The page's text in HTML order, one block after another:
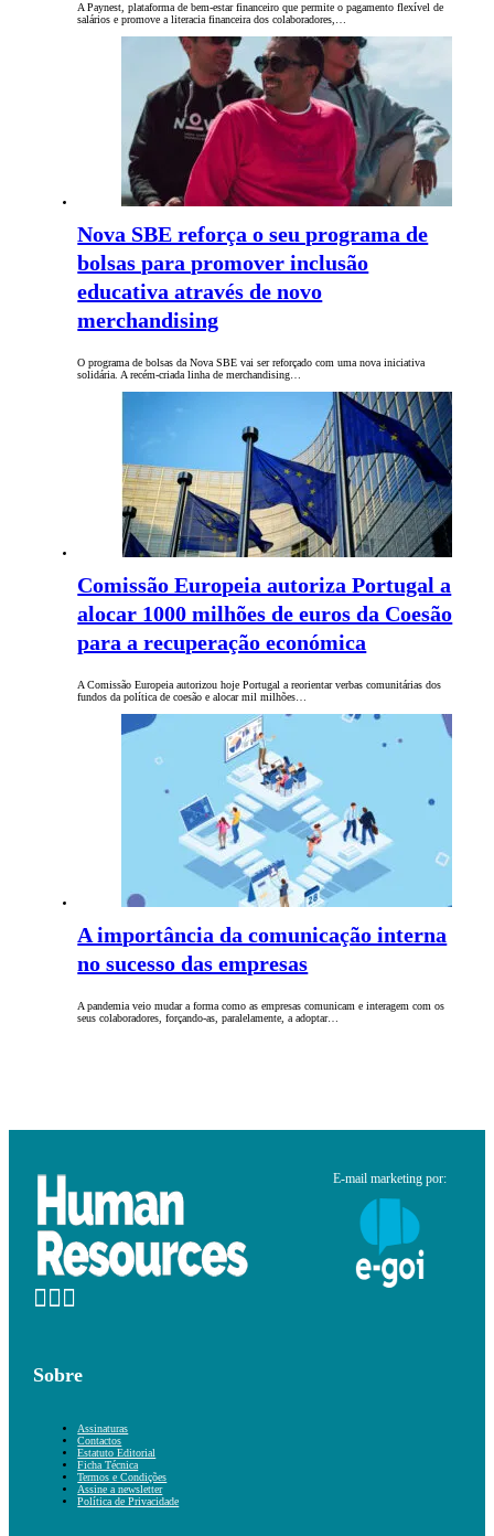
A Paynest, plataforma de bem-estar financeiro que permite o pagamento flexível de
salários e promove a literacia financeira dos colaboradores,…
Nova SBE reforça o seu programa de
bolsas para promover inclusão
educativa através de novo
merchandising
O programa de bolsas da Nova SBE vai ser reforçado com uma nova iniciativa
solidária. A recém-criada linha de merchandising…
Comissão Europeia autoriza Portugal a
alocar 1000 milhões de euros da Coesão
para a recuperação económica
A Comissão Europeia autorizou hoje Portugal a reorientar verbas comunitárias dos
fundos da política de coesão e alocar mil milhões…
A importância da comunicação interna
no sucesso das empresas
A pandemia veio mudar a forma como as empresas comunicam e interagem com os
seus colaboradores, forçando-as, paralelamente, a adoptar…
E-mail marketing por:
Sobre
Assinaturas
Contactos
Estatuto Editorial
Ficha Técnica
Termos e Condições
Assine a newsletter
Política de Privacidade